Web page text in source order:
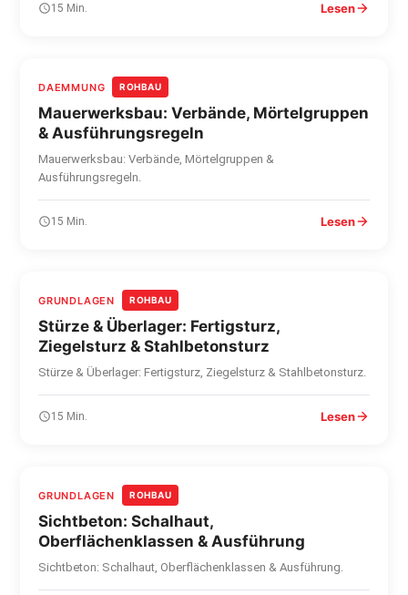
15 Min. Lesen
DAEMMUNG ROHBAU
Mauerwerksbau: Verbände, Mörtelgruppen
& Ausführungsregeln
Mauerwerksbau: Verbände, Mörtelgruppen &
Ausführungsregeln.
15 Min. Lesen
GRUNDLAGEN ROHBAU
Stürze & Überlager: Fertigsturz,
Ziegelsturz & Stahlbetonsturz
Stürze & Überlager: Fertigsturz, Ziegelsturz & Stahlbetonsturz.
15 Min. Lesen
GRUNDLAGEN ROHBAU
Sichtbeton: Schalhaut,
Oberflächenklassen & Ausführung
Sichtbeton: Schalhaut, Oberflächenklassen & Ausführung.